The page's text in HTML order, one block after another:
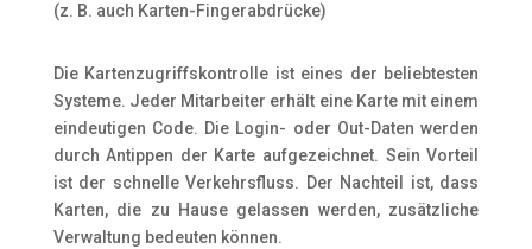
(z. B. auch Karten-Fingerabdrücke)
Die Kartenzugriffskontrolle ist eines der beliebtesten
Systeme. Jeder Mitarbeiter erhält eine Karte mit einem
eindeutigen Code. Die Login- oder Out-Daten werden
durch Antippen der Karte aufgezeichnet. Sein Vorteil
ist der schnelle Verkehrsfluss. Der Nachteil ist, dass
Karten, die zu Hause gelassen werden, zusätzliche
Verwaltung bedeuten können.